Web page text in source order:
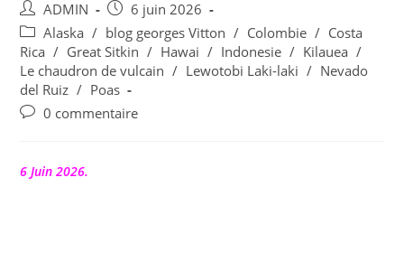
Auteur/autrice
de
la
publication :
ADMIN
Publication
publiée :
6 juin 2026
Post
category:
Alaska / blog georges Vitton / Colombie / Costa
Rica / Great Sitkin / Hawai / Indonesie / Kilauea /
Le chaudron de vulcain / Lewotobi Laki-laki / Nevado
del Ruiz / Poas
Commentaires
publication :
0 commentaire
6 Juin 2026.